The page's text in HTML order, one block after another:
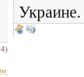
Украине.